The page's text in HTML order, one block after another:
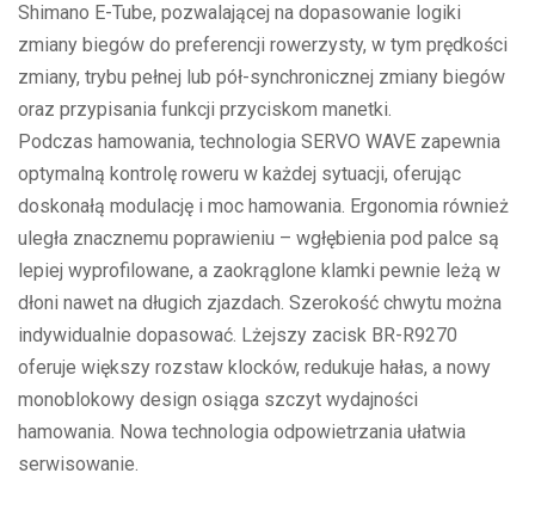
Shimano E-Tube, pozwalającej na dopasowanie logiki
zmiany biegów do preferencji rowerzysty, w tym prędkości
zmiany, trybu pełnej lub pół-synchronicznej zmiany biegów
oraz przypisania funkcji przyciskom manetki.
Podczas hamowania, technologia SERVO WAVE zapewnia
optymalną kontrolę roweru w każdej sytuacji, oferując
doskonałą modulację i moc hamowania. Ergonomia również
uległa znacznemu poprawieniu – wgłębienia pod palce są
lepiej wyprofilowane, a zaokrąglone klamki pewnie leżą w
dłoni nawet na długich zjazdach. Szerokość chwytu można
indywidualnie dopasować. Lżejszy zacisk BR-R9270
oferuje większy rozstaw klocków, redukuje hałas, a nowy
monoblokowy design osiąga szczyt wydajności
hamowania. Nowa technologia odpowietrzania ułatwia
serwisowanie.